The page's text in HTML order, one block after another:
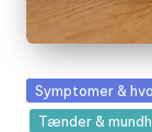
Posted
in
Symptomer &
Tænder &